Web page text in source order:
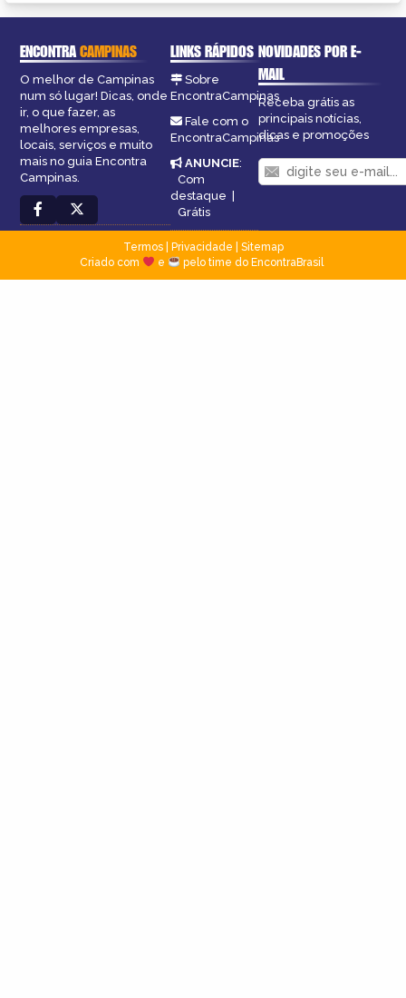
ENCONTRACAMPINAS
O melhor de Campinas
num só lugar! Dicas, onde
ir, o que fazer, as
melhores empresas,
locais, serviços e muito
mais no guia Encontra
Campinas.
LINKS RÁPIDOS
Sobre
EncontraCampinas
Fale com o
EncontraCampinas
ANUNCIE:
Com
destaque |
Grátis
NOVIDADES POR E-
MAIL
Receba grátis as
principais notícias,
dicas e promoções
Termos| Privacidade
Sitemap
Criado com
e pelo time do EncontraBrasil